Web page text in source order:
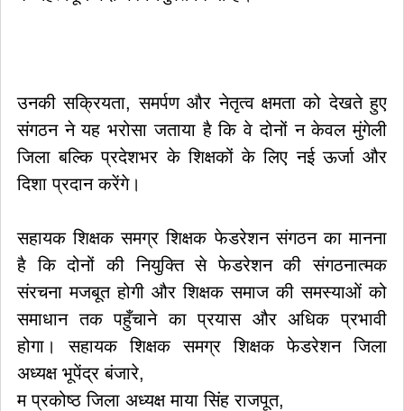
उनकी सक्रियता, समर्पण और नेतृत्व क्षमता को देखते हुए
संगठन ने यह भरोसा जताया है कि वे दोनों न केवल मुंगेली
जिला बल्कि प्रदेशभर के शिक्षकों के लिए नई ऊर्जा और
दिशा प्रदान करेंगे।
सहायक शिक्षक समग्र शिक्षक फेडरेशन संगठन का मानना
है कि दोनों की नियुक्ति से फेडरेशन की संगठनात्मक
संरचना मजबूत होगी और शिक्षक समाज की समस्याओं को
समाधान तक पहुँचाने का प्रयास और अधिक प्रभावी
होगा। सहायक शिक्षक समग्र शिक्षक फेडरेशन जिला
अध्यक्ष भूपेंद्र बंजारे,
म प्रकोष्ठ जिला अध्यक्ष माया सिंह राजपूत,